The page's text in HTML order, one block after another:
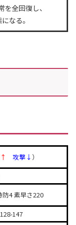
全回復し、
なる。
攻撃↓）
防4 素早さ220
147